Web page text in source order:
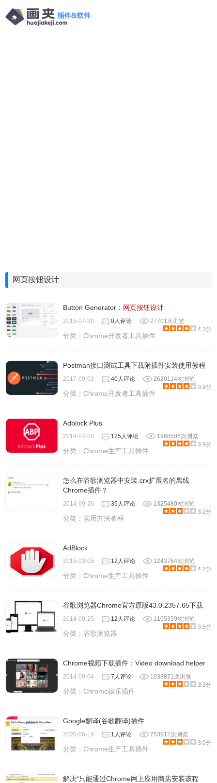
网页按钮设计
Button Generator： 网页按钮设计
2015-07-30 0人评论
27701次浏览
4.3分
分类：Chrome开发者工具插件
Postman接口测试工具下载附插件安装使用教程
2017-09-03 40人评论
2620114次浏览
3.9分
分类：Chrome开发者工具插件
Adblock Plus
2014-07-28 125人评论
1968506次浏览
3.9分
分类：Chrome生产工具插件
怎么在谷歌浏览器中安装.crx扩展名的离线
Chrome插件？
2014-09-26 35人评论
1325480次浏览
3.2分
分类： 实用方法教程
AdBlock
2015-03-05 12人评论
1243764次浏览
4.2分
分类：Chrome生产工具插件
谷歌浏览器Chrome官方原版43.0.2357.65下载
2014-09-25 12人评论
1105359次浏览
3.5分
分类：谷歌浏览器
Chrome视频下载插件：Video download helper
2014-09-04 7人评论
1038871次浏览
3.3分
分类：Chrome娱乐插件
Google翻译(谷歌翻译)插件
2020-06-19 1人评论
753912次浏览
3.0分
分类：Chrome生产工具插件
解决“只能通过Chrome网上应用商店安装该程